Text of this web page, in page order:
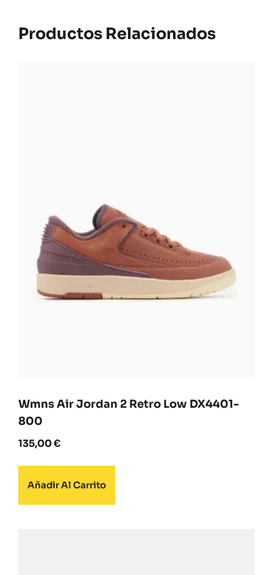
Productos Relacionados
Wmns Air Jordan 2 Retro Low DX4401-
800
135,00€
Añadir Al Carrito